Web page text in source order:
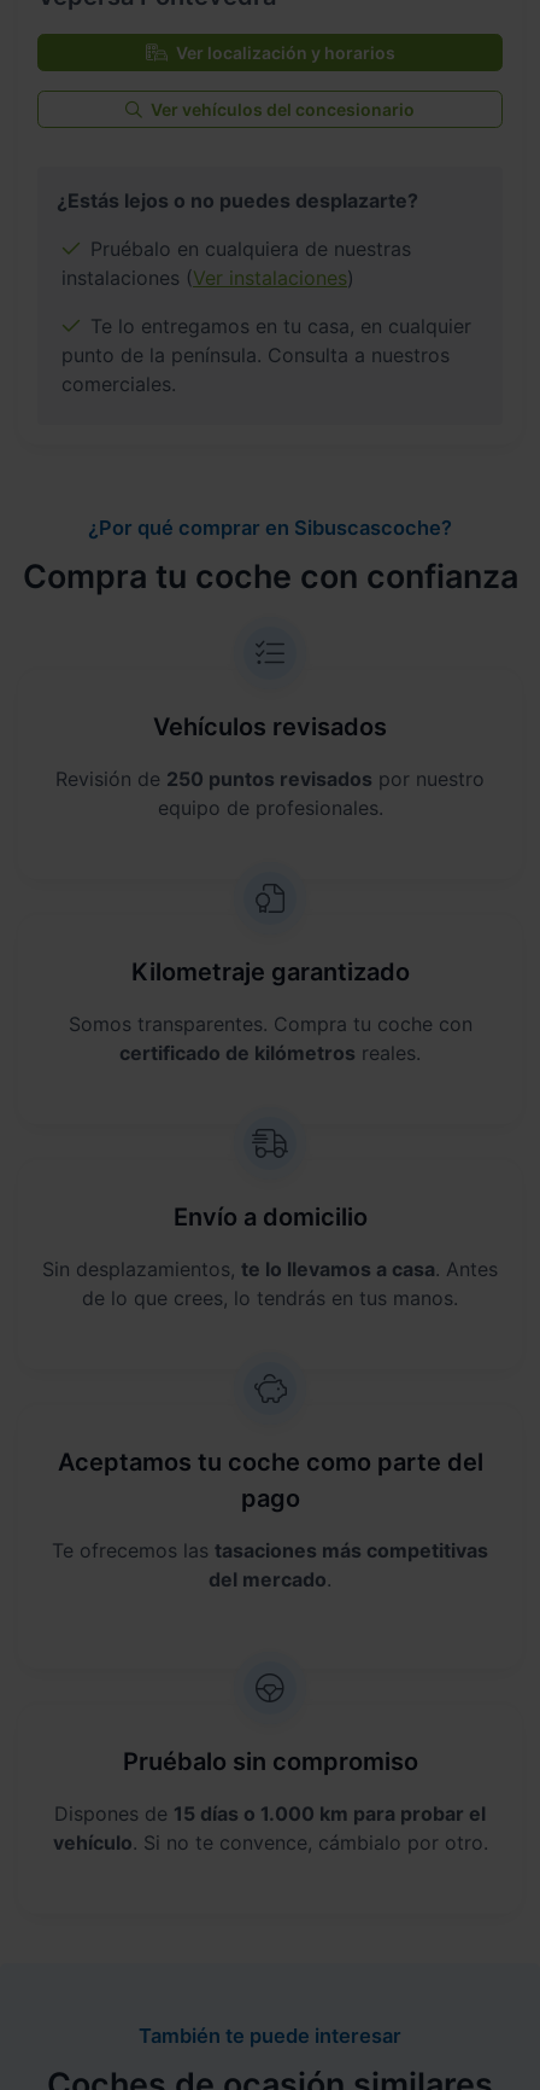
Ver localización y horarios
Ver vehículos del concesionario
¿Estás lejos o no puedes desplazarte?
Pruébalo en cualquiera de nuestras
instalaciones (Ver instalaciones)
Te lo entregamos en tu casa, en cualquier
punto de la península. Consulta a nuestros
comerciales.
¿Por qué comprar en Sibuscascoche?
Compra tu coche con confianza
Vehículos revisados
Revisión de 250 puntos revisados por nuestro
equipo de profesionales.
Kilometraje garantizado
Somos transparentes. Compra tu coche con
certificado de kilómetros reales.
Envío a domicilio
Sin desplazamientos, te lo llevamos a casa. Antes
de lo que crees, lo tendrás en tus manos.
Aceptamos tu coche como parte del
pago
Te ofrecemos las tasaciones más competitivas
del mercado.
Pruébalo sin compromiso
Dispones de 15 días o 1.000 km para probar el
vehículo. Si no te convence, cámbialo por otro.
También te puede interesar